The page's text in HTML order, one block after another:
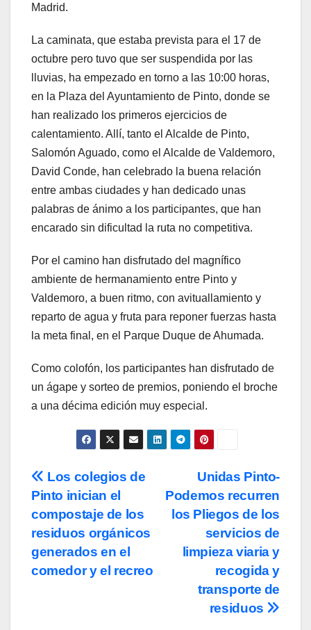
Madrid.
La caminata, que estaba prevista para el 17 de
octubre pero tuvo que ser suspendida por las
lluvias, ha empezado en torno a las 10:00 horas,
en la Plaza del Ayuntamiento de Pinto, donde se
han realizado los primeros ejercicios de
calentamiento. Allí, tanto el Alcalde de Pinto,
Salomón Aguado, como el Alcalde de Valdemoro,
David Conde, han celebrado la buena relación
entre ambas ciudades y han dedicado unas
palabras de ánimo a los participantes, que han
encarado sin dificultad la ruta no competitiva.
Por el camino han disfrutado del magnífico
ambiente de hermanamiento entre Pinto y
Valdemoro, a buen ritmo, con avituallamiento y
reparto de agua y fruta para reponer fuerzas hasta
la meta final, en el Parque Duque de Ahumada.
Como colofón, los participantes han disfrutado de
un ágape y sorteo de premios, poniendo el broche
a una décima edición muy especial.
Navegación
de
entradas
Unidas Pinto-
Podemos recurren
los Pliegos de los
servicios de
limpieza viaria y
recogida y
transporte de
residuos
Los colegios de
Pinto inician el
compostaje de los
residuos orgánicos
generados en el
comedor y el recreo